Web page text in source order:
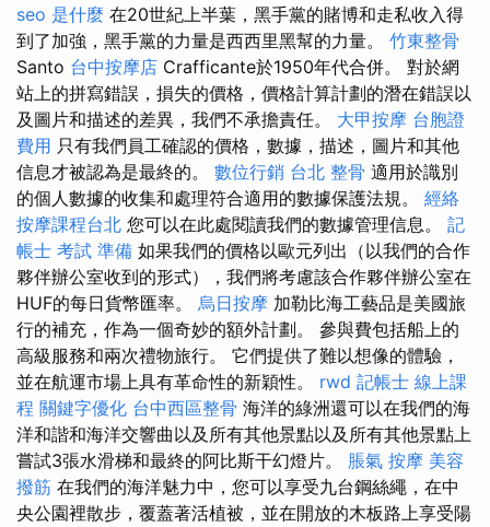
seo 是什麼 在20世紀上半葉，黑手黨的賭博和走私收入得
到了加強，黑手黨的力量是西西里黑幫的力量。 竹東整骨
Santo 台中按摩店 Crafficante於1950年代合併。 對於網
站上的拼寫錯誤，損失的價格，價格計算計劃的潛在錯誤以
及圖片和描述的差異，我們不承擔責任。 大甲按摩 台胞證
費用 只有我們員工確認的價格，數據，描述，圖片和其他
信息才被認為是最終的。 數位行銷 台北 整骨 適用於識別
的個人數據的收集和處理符合適用的數據保護法規。 經絡
按摩課程台北 您可以在此處閱讀我們的數據管理信息。 記
帳士 考試 準備 如果我們的價格以歐元列出（以我們的合作
夥伴辦公室收到的形式），我們將考慮該合作夥伴辦公室在
HUF的每日貨幣匯率。 烏日按摩 加勒比海工藝品是美國旅
行的補充，作為一個奇妙的額外計劃。 參與費包括船上的
高級服務和兩次禮物旅行。 它們提供了難以想像的體驗，
並在航運市場上具有革命性的新穎性。 rwd 記帳士 線上課
程 關鍵字優化 台中西區整骨 海洋的綠洲還可以在我們的海
洋和諧和海洋交響曲以及所有其他景點以及所有其他景點上
嘗試3張水滑梯和最終的阿比斯干幻燈片。 脹氣 按摩 美容
撥筋 在我們的海洋魅力中，您可以享受九台鋼絲繩，在中
央公園裡散步，覆蓋著活植被，並在開放的木板路上享受陽